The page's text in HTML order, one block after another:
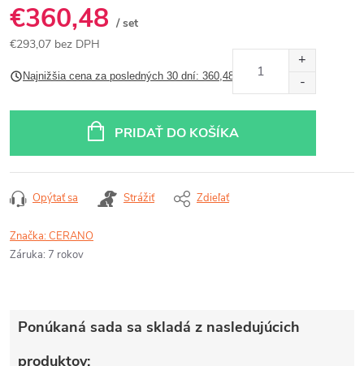
€360,48 / set
€293,07 bez DPH
cena:Najnižšia cena za posledných 30 dní: 360,48 €
PRIDAŤ DO KOŠÍKA
Opýtať sa Strážiť Zdieľať
Značka:CERANO
Záruka: 7 rokov
Ponúkaná sada sa skladá z nasledujúcich
produktov: